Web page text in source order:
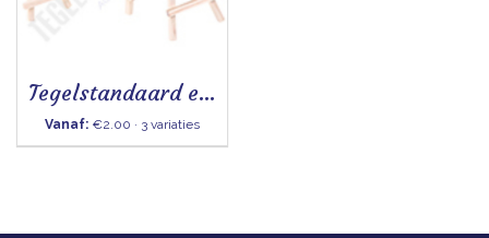
Tegelstandaard ezel
Vanaf: €2.00 · 3 variaties